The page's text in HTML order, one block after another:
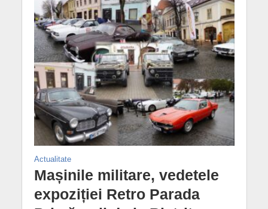
Actualitate
Mașinile militare, vedetele
expoziției Retro Parada